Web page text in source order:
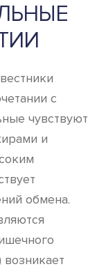
с
чувствуют
и
обмена.